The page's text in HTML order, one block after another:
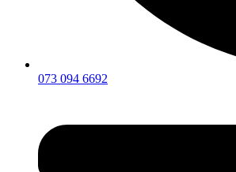
073 094 6692